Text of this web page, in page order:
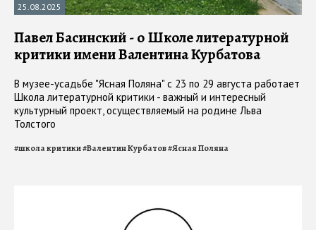
25.08.2025
Павел Басинский - о Школе литературной
критики имени Валентина Курбатова
В музее-усадьбе "Ясная Поляна" с 23 по 29 августа работает
Школа литературной критики - важный и интересный
культурный проект, осуществляемый на родине Льва
Толстого
#школа критики#Валентин Курбатов#Ясная Поляна